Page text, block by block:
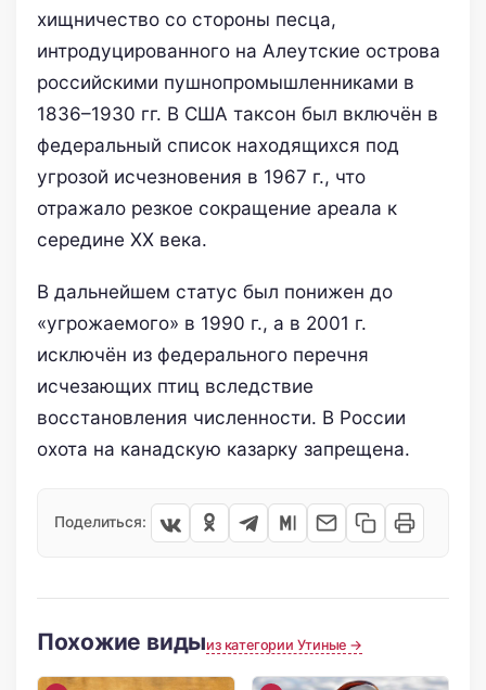
хищничество со стороны песца,
интродуцированного на Алеутские острова
российскими пушнопромышленниками в
1836–1930 гг. В США таксон был включён в
федеральный список находящихся под
угрозой исчезновения в 1967 г., что
отражало резкое сокращение ареала к
середине XX века.
В дальнейшем статус был понижен до
«угрожаемого» в 1990 г., а в 2001 г.
исключён из федерального перечня
исчезающих птиц вследствие
восстановления численности. В России
охота на канадскую казарку запрещена.
Поделиться:
Похожие видыиз категории Утиные →